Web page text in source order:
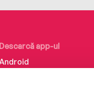
Descarcă app-ul